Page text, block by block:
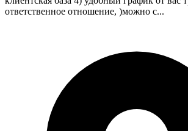
ответственное отношение, )можно с...